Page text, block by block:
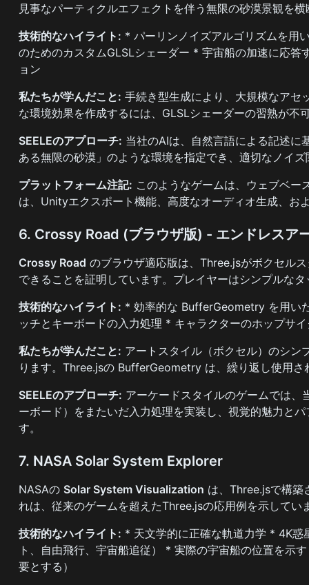
見事なパーティクルエフェクトを伴う無限の砂漠景観を
技術的なハイライト: * パーリンノイズアルゴリズムを用
のためのカスタムGLSLシェーダー * 宇宙船の加速に応
ョン
私たちが学んだこと: 手続き型生成により、大規模なアセ
な環境効果を作成するには、GLSLシェーダーの習熟が不
SEELEのアプローチ: 当社のAIは、自然言語による記述に
ある無限の砂漠」のような環境を指定でき、適切なノイ
プラットフォーム注記: このようなゲームは、ウェブベー
は、Unityエクスポート機能、高度なオーディオ生成、お
6. Crossy Road (ブラウザ版) - エンドレスア
Crossy Road のブラウザ適応版は、Three.jsがボクセル
できることを証明しています。プレイヤーはシンプルな
技術的なハイライト: * 効率的な BufferGeometry を用い
ッチとキーボードの入力処理 * キャラクターのホップサ
私たちが学んだこと: アートスタイル（ボクセル）のシン
ります。Three.jsの BufferGeometry は、繰り返し使用
SEELEのアプローチ: アーケードスタイルのゲームでは
ーボード）をまたいだ入力処理を実装し、視覚的魅力と
す。
7. NASA Solar System Explorer
NASAの Solar System Visualization は、Three.jsで構築
れは、従来のゲームを超えたThree.jsの応用例を示してい
技術的なハイライト: * 天文学的に正確な軌道力学 * 4K惑
ト、自由飛行、宇宙船追従） * 実際の宇宙船の位置を示
要とする）